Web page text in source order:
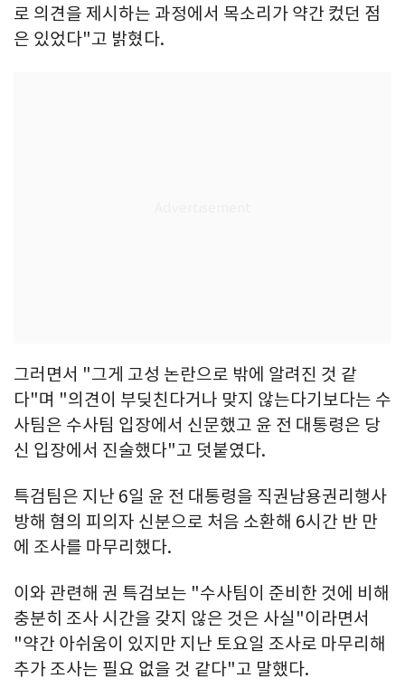
로 의견을 제시하는 과정에서 목소리가 약간 컸던 점
은 있었다"고 밝혔다.
그러면서 "그게 고성 논란으로 밖에 알려진 것 같
다"며 "의견이 부딪친다거나 맞지 않는다기보다는 수
사팀은 수사팀 입장에서 신문했고 윤 전 대통령은 당
신 입장에서 진술했다"고 덧붙였다.
특검팀은 지난 6일 윤 전 대통령을 직권남용권리행사
방해 혐의 피의자 신분으로 처음 소환해 6시간 반 만
에 조사를 마무리했다.
이와 관련해 권 특검보는 "수사팀이 준비한 것에 비해
충분히 조사 시간을 갖지 않은 것은 사실"이라면서
"약간 아쉬움이 있지만 지난 토요일 조사로 마무리해
추가 조사는 필요 없을 것 같다"고 말했다.